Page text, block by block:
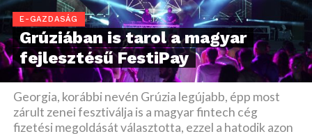
E-GAZDASÁG
Grúziában is tarol a magyar
fejlesztésű FestiPay
Georgia, korábbi nevén Grúzia legújabb, épp most
zárult zenei fesztiválja is a magyar fintech cég
fizetési megoldását választotta, ezzel a hatodik azon